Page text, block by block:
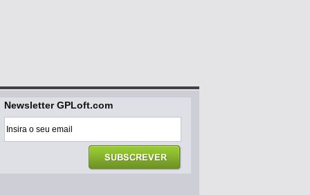
Newsletter GPLoft.com